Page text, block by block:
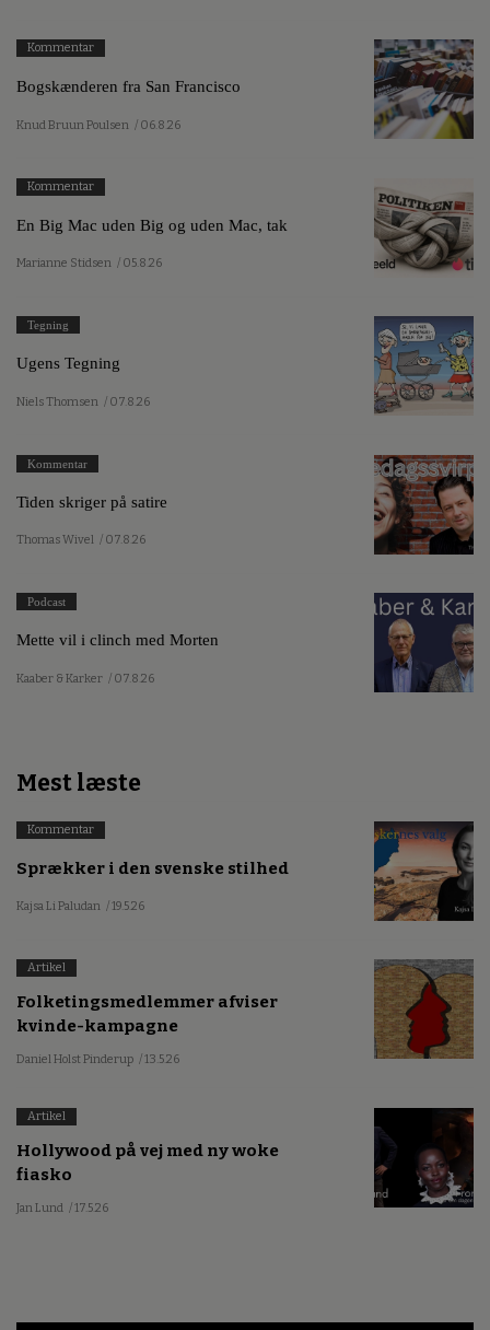
Kommentar
Bogskænderen fra San Francisco
Knud Bruun Poulsen / 06.8.26
Kommentar
En Big Mac uden Big og uden Mac, tak
Marianne Stidsen / 05.8.26
Tegning
Ugens Tegning
Niels Thomsen / 07.8.26
Kommentar
Tiden skriger på satire
Thomas Wivel / 07.8.26
Podcast
Mette vil i clinch med Morten
Kaaber & Karker / 07.8.26
Mest læste
Kommentar
Sprækker i den svenske stilhed
Kajsa Li Paludan / 19.5.26
Artikel
Folketingsmedlemmer afviser
kvinde-kampagne
Daniel Holst Pinderup / 13.5.26
Artikel
Hollywood på vej med ny woke
fiasko
Jan Lund / 17.5.26